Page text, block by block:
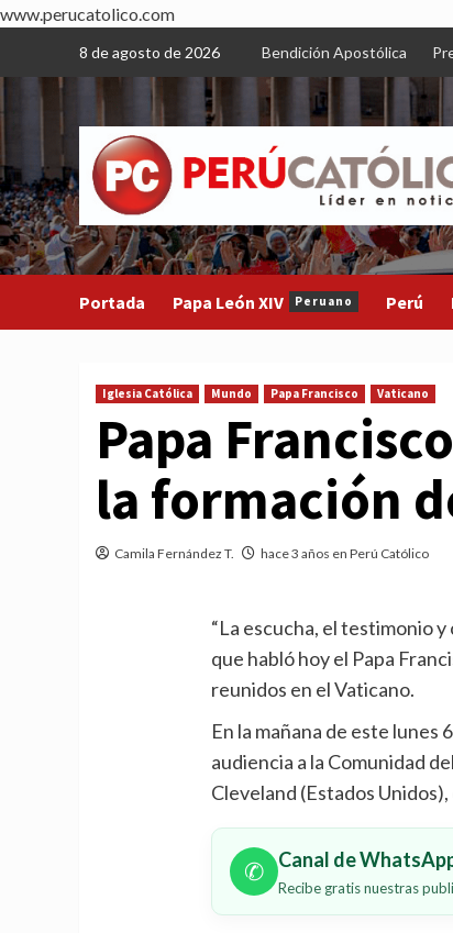
www.perucatolico.com
content
8 de agosto de 2026 Bendición Apostólica
Portada Papa León XIV Peruano Perú
Iglesia Católica Mundo Papa Francisco Vaticano
Papa
la formación
Camila Fernández T. hace 3 años en Perú Católico
“La escucha, el testimonio
que habló hoy el Papa
reunidos en el Vaticano.
En la mañana de este lunes
audiencia a la Comunidad
Cleveland (Estados
✆ Canal de
Recibe gratis nuestras